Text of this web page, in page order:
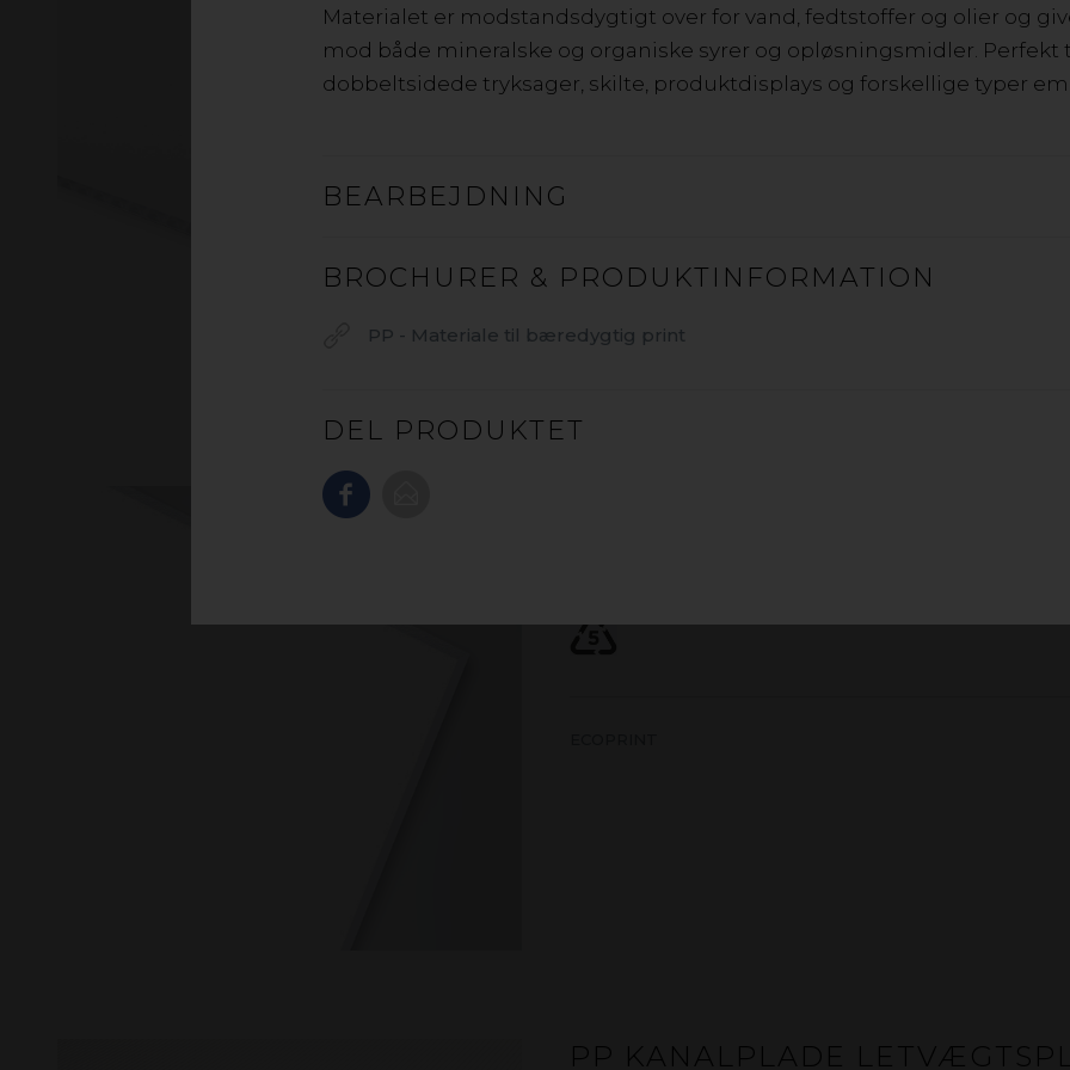
Materialet er modstandsdygtigt over for vand, fedtstoffer og olier og
mod både mineralske og organiske syrer og opløsningsmidler. Perfekt
dobbeltsidede tryksager, skilte, produktdisplays og forskellige typer
BEARBEJDNING
BROCHURER & PRODUKTINFORMATION
PP - Materiale til bæredygtig print
DEL PRODUKTET
får sin lethed og stivhed fra kernens bobler. Materialet
Materialets plane og corona-behandlede overflader
enkelt- og dobbeltsidede applikationer, der kræver lav
gode miljøegenskaber takket være dens lave vægt og
AKYPRINT
Genanvendeligt skummateriale af polypropylen med
PP KANALPLADE